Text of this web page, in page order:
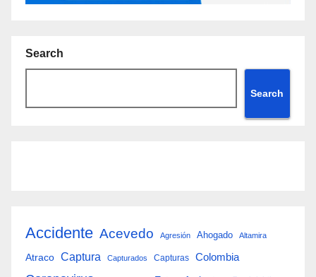
Search
Search
Accidente Acevedo Agresión Ahogado Altamira
Atraco Captura Capturados Capturas Colombia